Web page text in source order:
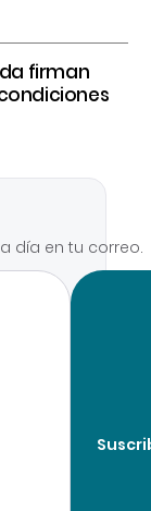
firman
día en tu correo.